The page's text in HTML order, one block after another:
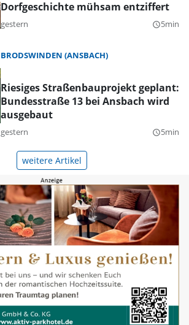
Dorfgeschichte mühsam entziffert
gestern query_builder5min
BRODSWINDEN (ANSBACH)
Riesiges Straßenbauprojekt geplant:
Bundesstraße 13 bei Ansbach wird
ausgebaut
gestern query_builder5min
weitere Artikel